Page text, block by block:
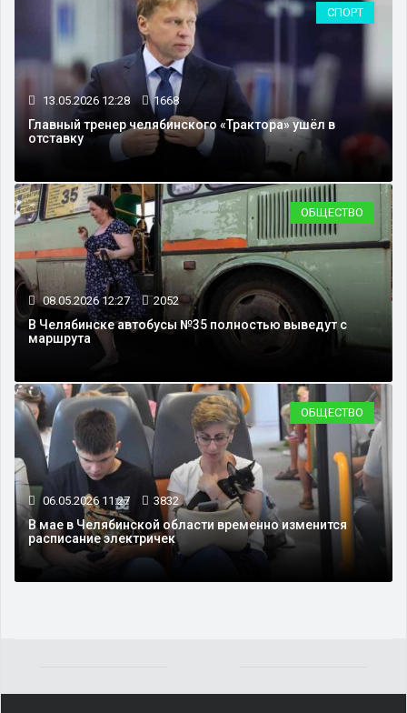
СПОРТ
13.05.2026 12:28 1668
Главный тренер челябинского «Трактора» ушёл в
отставку
ОБЩЕСТВО
08.05.2026 12:27 2052
В Челябинске автобусы №35 полностью выведут с
маршрута
ОБЩЕСТВО
06.05.2026 11:27 3832
В мае в Челябинской области временно изменится
расписание электричек